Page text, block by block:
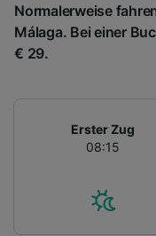
Normalerweise
Málaga. Bei einer
€ 29.
Erster Zug
08:15